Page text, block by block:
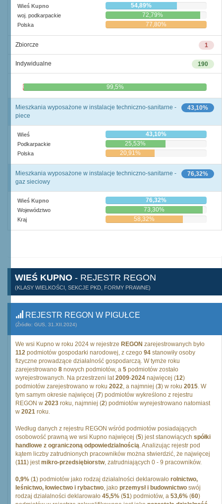
Wieś Kupno 54,89%
woj. podkarpackie 72,79%
Polska 77,80%
1
Zbiorcze
190
Indywidualne
0,5% 99,5%
43,10%
Mieszkania wyposażone w instalacje techniczno-sanitarne -
piece
Wieś 43,10%
Podkarpackie 25,53%
Polska 20,91%
76,32%
Mieszkania wyposażone w instalacje techniczno-sanitarne -
gaz sieciowy
Wieś Kupno 76,32%
Województwo 73,30%
Kraj 58,32%
WIEŚ KUPNO - REJESTR REGON
(KLASY WIELKOŚCI, SEKCJE PKD, FORMY PRAWNE)
REJESTR REGON W PIGUŁCE
(Źródło: GUS, 31.XII.2024)
We wsi Kupno w roku 2024 w rejestrze REGON zarejestrowanych było
112 podmiotów gospodarki narodowej, z czego 94 stanowiły osoby
fizyczne prowadzące działalność gospodarczą. W tymże roku
zarejestrowano 8 nowych podmiotów, a 5 podmiotów zostało
wyrejestrowanych. Na przestrzeni lat2009-2024 najwięcej (12)
podmiotów zarejestrowano w roku 2022, a najmniej (3) w roku 2015. W
tym samym okresie najwięcej (7) podmiotów wykreślono z rejestru
REGON w 2023 roku, najmniej (2) podmiotów wyrejestrowano natomiast
w 2021 roku.
Według danych z rejestru REGON wśród podmiotów posiadających
osobowość prawną we wsi Kupno najwięcej (5) jest stanowiących spółki
handlowe z ograniczoną odpowiedzialnością. Analizując rejestr pod
kątem liczby zatrudnionych pracowników można stwierdzić, że najwięcej
(111) jestmikro-przedsiębiorstw, zatrudniających 0 - 9 pracowników.
0,9% (1) podmiotów jako rodzaj działalności deklarowało rolnictwo,
leśnictwo, łowiectwo i rybactwo, jako przemysł i budownictwo swój
rodzaj działalności deklarowało 45,5% (51) podmiotów, a 53,6% (60)